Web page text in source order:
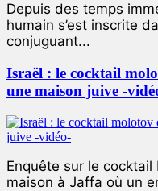
Depuis des temps
humain s’est inscrite
conjuguant...
Israël : le cocktail
une maison juive -
Enquête sur le
maison à Jaffa où un